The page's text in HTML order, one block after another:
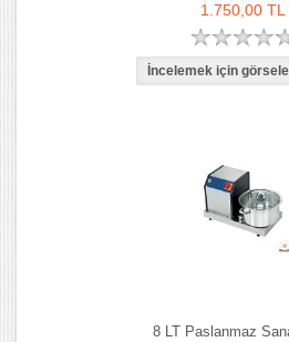
1.750,00 TL
8 LT Paslanmaz